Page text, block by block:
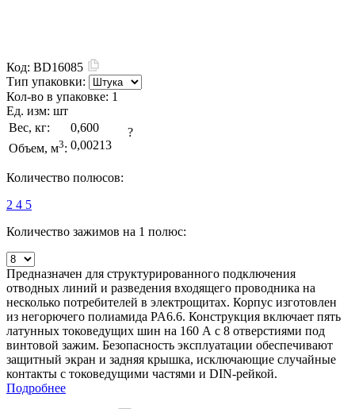
Код: BD16085
Тип упаковки:
Кол-во в упаковке: 1
Ед. изм: шт
Вес, кг:
0,600
Объем, м3: 0,00213
?
Количество полюсов:
2 4 5
Количество зажимов на 1 полюс:
Предназначен для структурированного подключения
отводных линий и разведения входящего проводника на
несколько потребителей в электрощитах. Корпус изготовлен
из негорючего полиамида PA6.6. Конструкция включает пять
латунных токоведущих шин на 160 А с 8 отверстиями под
винтовой зажим. Безопасность эксплуатации обеспечивают
защитный экран и задняя крышка, исключающие случайные
контакты с токоведущими частями и DIN-рейкой.
Подробнее